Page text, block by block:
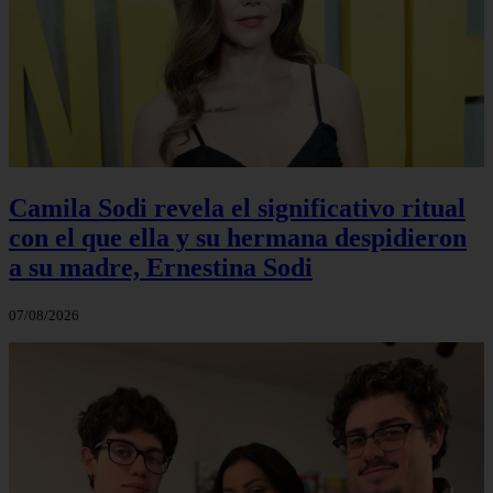
Camila Sodi revela el significativo ritual
con el que ella y su hermana despidieron
a su madre, Ernestina Sodi
07/08/2026